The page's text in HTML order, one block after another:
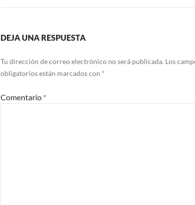
DEJA UNA RESPUESTA
Tu dirección de correo electrónico no será publicada. Los
obligatorios están marcados con *
Comentario *